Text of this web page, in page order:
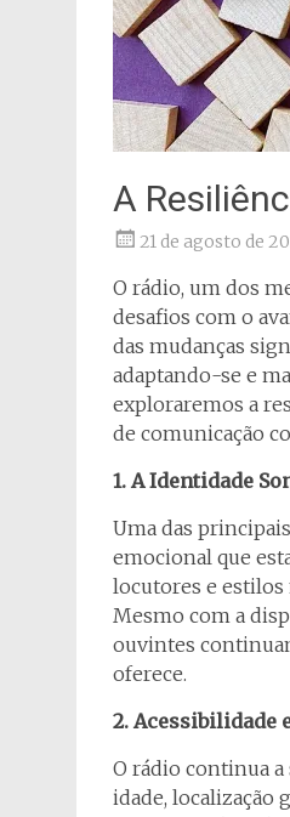
A
21 de agosto de
O rádio, um dos
desafios com o
das mudanças
adaptando-se e
exploraremos a
de comunicação
1. A Identidade
Uma das
emocional que
locutores e estilos
Mesmo com a
ouvintes
oferece.
2. Acessibilidade
O rádio continua
idade, localização